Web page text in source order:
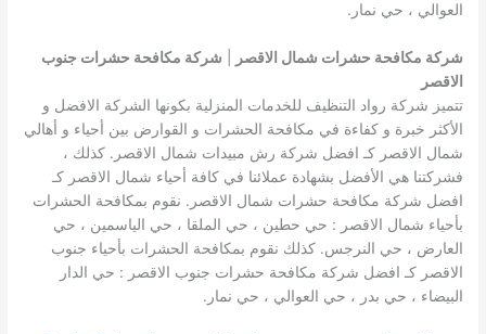
العوالي ، حي نمار.
شركة مكافحة حشرات شمال الاقصر
شركة مكافحة حشرات جنوب
الاقصر
تتميز شركة رواد التنظيف للخدمات المنزلية بكونها الشركة الافضل و
الأكثر خبرة و كفاءة في مكافحة الحشرات و القوارض بين أحياء و أهالي
شمال الاقصر كـ افضل شركة رش مبيدات شمال الاقصر. كذلك ،
فشركتنا هي الأفضل بشهادة عملائنا في كافة أحياء شمال الاقصر كـ
افضل شركة مكافحة حشرات شمال الاقصر. نقوم بمكافحة الحشرات
بأحياء شمال الاقصر : حي حطين ، حي الملقا ، حي الياسمين ، حي
العارض ، حي النرجس. كذلك نقوم بمكافحة الحشرات بأحياء جنوب
الاقصر كـ افضل شركة مكافحة حشرات جنوب الاقصر : حي الدار
البيضاء ، حي بدر ، حي العوالي ، حي نمار.